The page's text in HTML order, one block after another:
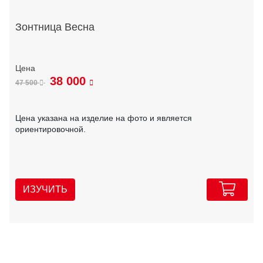
Зонтница Весна
47 500 38 000
Цена указана на изделие на фото и является
ориентировочной.
ИЗУЧИТЬ